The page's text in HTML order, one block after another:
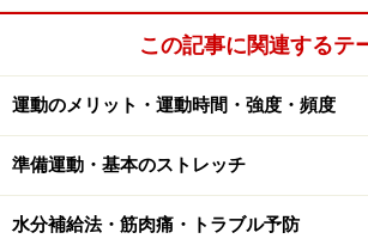
すると寝つきがよく、翌朝の目覚めが
じる人は多いと思います。眠気は体温
ら下がっていくときに起こると言われ
度な運動や就寝時間の一時間ほど前に
げておくと、寝る時間に向けて体温が
ための行動を心がけましょう。
この記事に関連するテ
運動のメリット・運動時間・強度・頻度
準備運動・基本のストレッチ
水分補給法・筋肉痛・トラブル予防